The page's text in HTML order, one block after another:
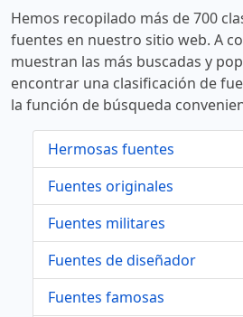
Hemos recopilado más de 700
fuentes en nuestro sitio web. A
muestran las más buscadas y
encontrar una clasificación de
la función de búsqueda
Hermosas fuentes
Fuentes originales
Fuentes militares
Fuentes de diseñador
Fuentes famosas